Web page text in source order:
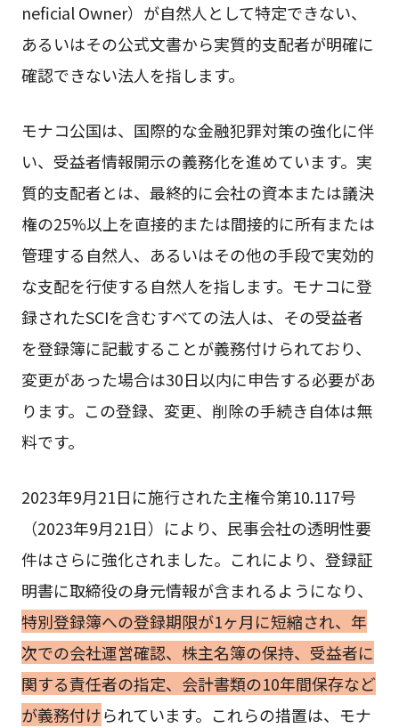
neficial Owner）が自然人として特定できない、
あるいはその公式文書から実質的支配者が明確に
確認できない法人を指します。
モナコ公国は、国際的な金融犯罪対策の強化に伴
い、受益者情報開示の義務化を進めています。実
質的支配者とは、最終的に会社の資本または議決
権の25%以上を直接的または間接的に所有または
管理する自然人、あるいはその他の手段で実効的
な支配を行使する自然人を指します。モナコに登
録されたSCIを含むすべての法人は、その受益者
を登録簿に記載することが義務付けられており、
変更があった場合は30日以内に申告する必要があ
ります。この登録、変更、削除の手続き自体は無
料です。
2023年9月21日に施行された主権令第10.117号
（2023年9月21日）により、民事会社の透明性要
件はさらに強化されました。これにより、登録証
明書に取締役の身元情報が含まれるようになり、
特別登録簿への登録期限が1ヶ月に短縮され、年
次での会社運営確認、株主名簿の保持、受益者に
関する責任者の指定、会計書類の10年間保存など
が義務付けられています。これらの措置は、モナ